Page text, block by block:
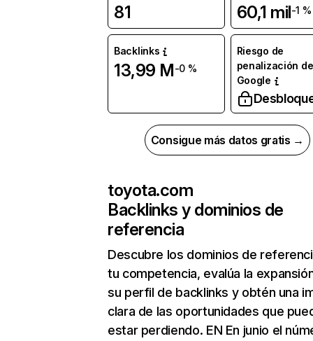
81 60,1 mil-1 %
Backlinks
13,99 M-0 %
Riesgo de
penalización de
Google
Consigue más datos gratis →
toyota.com
Backlinks y dominios de
referencia
Descubre los dominios de
tu competencia, evalúa la
su perfil de backlinks y obtén una
clara de las oportunidades que
estar perdiendo. EN En junio el